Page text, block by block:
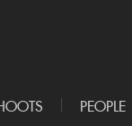
PEOPLE